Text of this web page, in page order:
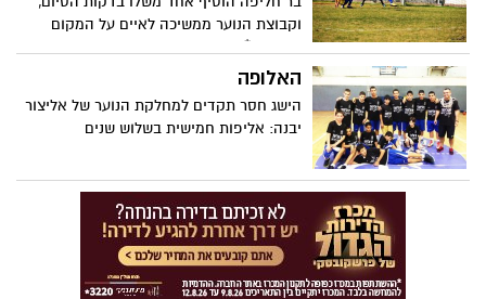
וקבוצת הנוער ממשיכה לאיים על המקום
הראשון * בשבת משחק חוץ באשקלון ארז זנו
צילום: חסדאי כהן
האלופה
הישג חסר תקדים למחלקת הנוער של אליצור
יבנה: אליפות חמישית בשלוש שנים